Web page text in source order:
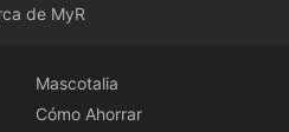
de MyR
Mascotalia
Cómo Ahorrar